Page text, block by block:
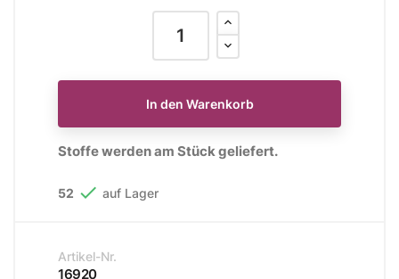
In den Warenkorb
Stoffe werden am Stück geliefert.
52  auf Lager
Artikel-Nr.
16920